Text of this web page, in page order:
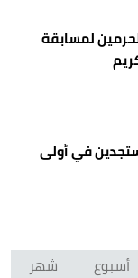
لمسابقة
في أولى
أسبوع شهر